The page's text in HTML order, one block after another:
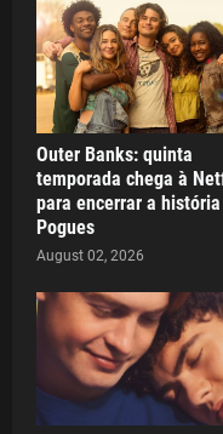
Outer Banks: quinta
temporada chega à
para encerrar a
Pogues
August 02, 2026